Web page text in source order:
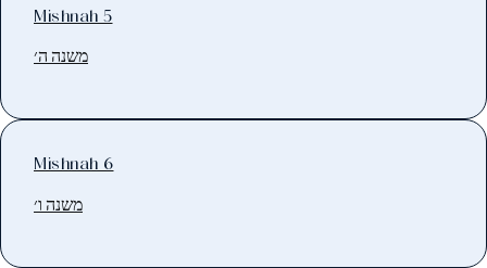
Mishnah 5
משנה ה׳
Mishnah 6
משנה ו׳